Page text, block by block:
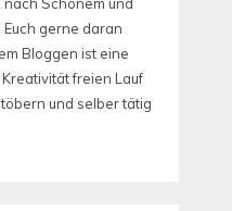
gerne daran
Bloggen ist eine
freien Lauf
und selber tätig